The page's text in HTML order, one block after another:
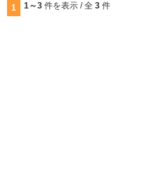
1 1～3 件を表示 / 全 3 件